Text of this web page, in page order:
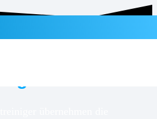
& DESINFEKTION
für